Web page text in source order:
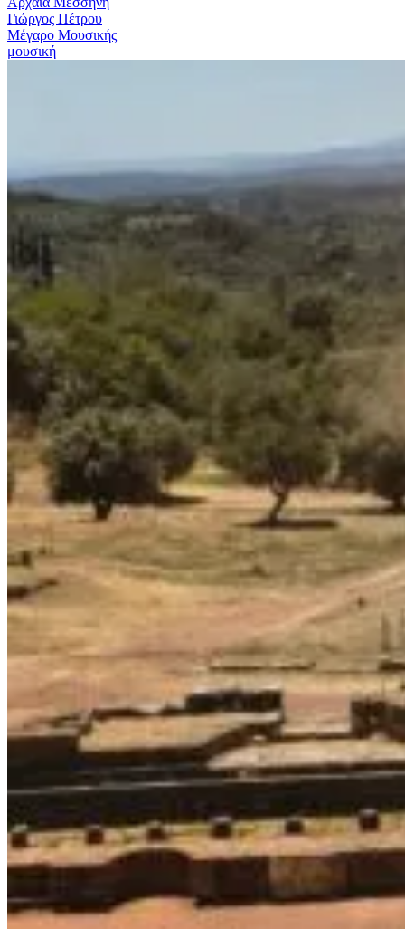
Γιώργος Πέτρου
Μέγαρο Μουσικής
μουσική